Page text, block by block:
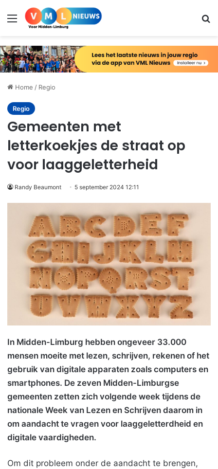
Menu
Home / Regio
Regio
Gemeenten met
letterkoekjes de straat op
voor laaggeletterheid
Randy Beaumont 5 september 2024 12:11
In Midden-Limburg hebben ongeveer 33.000
mensen moeite met lezen, schrijven, rekenen of het
gebruik van digitale apparaten zoals computers en
smartphones. De zeven Midden-Limburgse
gemeenten zetten zich volgende week tijdens de
nationale Week van Lezen en Schrijven daarom in
om aandacht te vragen voor laaggeletterdheid en
digitale vaardigheden.
Om dit probleem onder de aandacht te brengen,